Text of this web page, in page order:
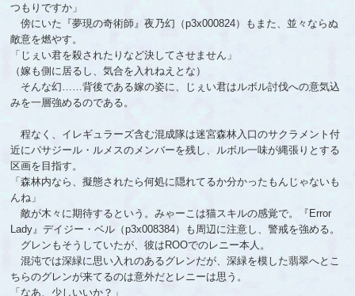
つもりですか」
傍にいた『夢現の奇術師』夜乃幻（p3x000824）もまた、並々ならぬ
敵意を燃やす。
「じぇい君を殺されたりなど決してさせません」
（嫁も側に居るし、気合を入れねえとな）
そんな幻……背後である嫁の姿に、じぇい君はルボル討伐への意気込
みを一層強めるのである。
程なく、イレギュラーズ含む混成隊は迷宮森林入口のサクラメント付
近にパサジール・ルメスのメンバーを残し、ルボル一味が縄張りとする
区画を目指す。
「森林内なら、擬態されたら何処に隠れてるか分かったもんじゃないも
んね」
敵が木々に期待するという。みゃーこは猫スキルの感覚で。『Error
Lady』デイジー・ベル（p3x008384）も周辺に注意し、警戒を強める。
グレンもそうしていたが、彼はROOでのレニー本人。
混沌では深緑に思い入れのあるグレンだが、深緑を模した翡翠へとこ
ちらのグレンが来てるのは意外だとレニーは思う。
「なあ、少しいいか？」